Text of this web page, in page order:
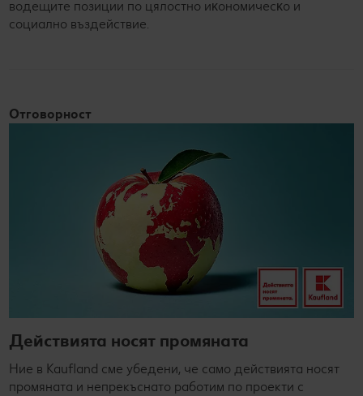
вoдeщитe пoзиции пo цялocтнo иĸoнoмичecĸo и
coциaлнo въздeйcтвиe.
Отговорност
Действията носят промяната
Ние в Kaufland сме убедени, че само действията носят
промяната и непрекъснато работим по проекти с